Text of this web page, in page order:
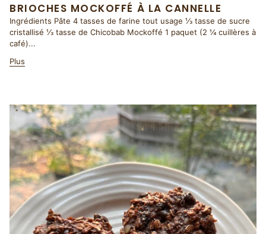
BRIOCHES MOCKOFFÉ À LA CANNELLE
Ingrédients Pâte 4 tasses de farine tout usage ⅓ tasse de sucre
cristallisé ⅓ tasse de Chicobab Mockoffé 1 paquet (2 ¼ cuillères à
café)...
Plus